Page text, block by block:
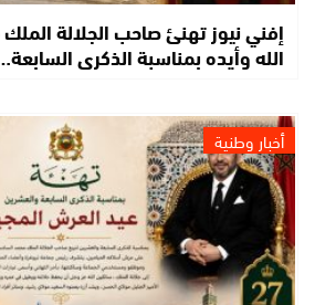
إفني نيوز تهنئ صاحب الجلالة
الله وأيده بمناسبة الذكرى
أخبار وطنية